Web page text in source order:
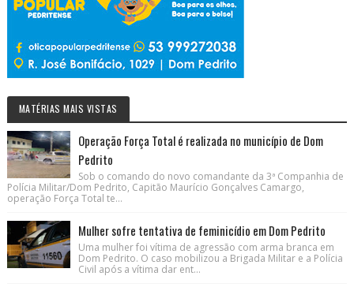
MATÉRIAS MAIS VISTAS
Operação Força Total é realizada no município de Dom
Pedrito
Sob o comando do novo comandante da 3ª Companhia de
Polícia Militar/Dom Pedrito, Capitão Maurício Gonçalves Camargo,
operação Força Total te...
Mulher sofre tentativa de feminicídio em Dom Pedrito
Uma mulher foi vítima de agressão com arma branca em
Dom Pedrito. O caso mobilizou a Brigada Militar e a Polícia
Civil após a vítima dar ent...